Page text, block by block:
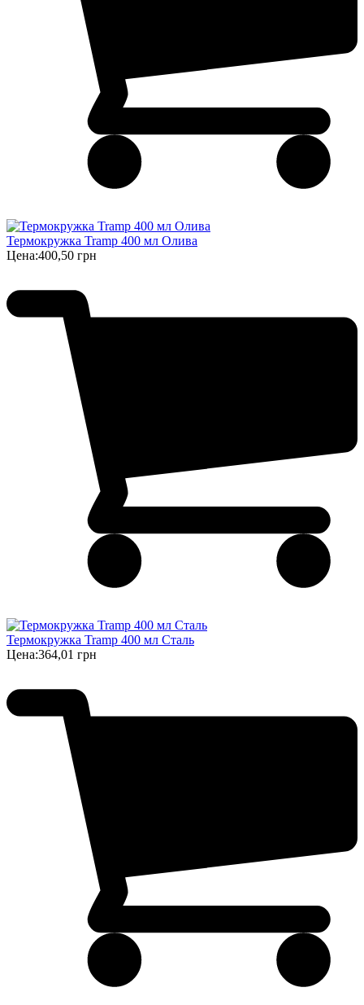
Термокружка Tramp 400 мл Олива
Цена:400,50 грн
Термокружка Tramp 400 мл Сталь
Цена:364,01 грн